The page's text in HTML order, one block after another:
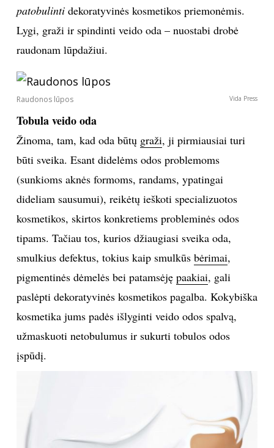
ORAI
ĮDOMYBĖS
ISTORIJA
KNYGOS
NAMAI
VIRTUVĖ
RECEPTAI
NELAIMĖS
KONTAKTAI
Sekite mus:
patobulintidekoratyvinės kosmetikos priemonėmis.
Lygi, graži ir spindinti veido oda – nuostabi drobė
raudonam lūpdažiui.
Raudonos lūpos Vida Press
Tobula veido oda
Žinoma, tam, kad oda būtų graži, ji pirmiausiai turi
būti sveika. Esant didelėms odos problemoms
(sunkioms aknės formoms, randams, ypatingai
dideliam sausumui), reikėtų ieškoti specializuotos
kosmetikos, skirtos konkretiems probleminės odos
tipams. Tačiau tos, kurios džiaugiasi sveika oda,
smulkius defektus, tokius kaip smulkūs bėrimai,
pigmentinės dėmelės bei patamsėję paakiai, gali
paslėpti dekoratyvinės kosmetikos pagalba. Kokybiška
kosmetika jums padės išlyginti veido odos spalvą,
užmaskuoti netobulumus ir sukurti tobulos odos
įspūdį.